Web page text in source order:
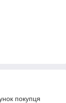
покупця